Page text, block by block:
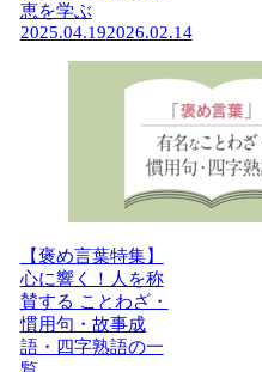
恵を学ぶ
2025.04.192026.02.14
【褒め言葉特集】
心に響く！人を称
賛する ことわざ・
慣用句・故事成
語・四字熟語の一